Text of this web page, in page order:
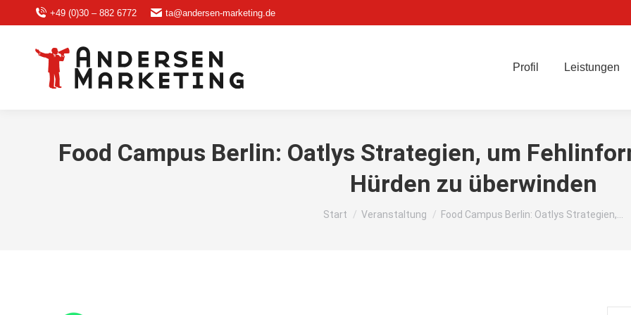
+49 (0)30 – 882 6772 ta@andersen-marketing.de
Profil Leistungen
Food Campus Berlin: Oatlys Strategien, um
Hürden zu überwinden
Sie befinden sich hier:
Start Veranstaltung Food Campus Berlin: Oatlys Strategien,…